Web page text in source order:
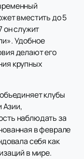
вместить до 5
он служит
Удобное
делают его
крупных
клубы
Азии,
наблюдать за
в феврале
себя как
в мире.